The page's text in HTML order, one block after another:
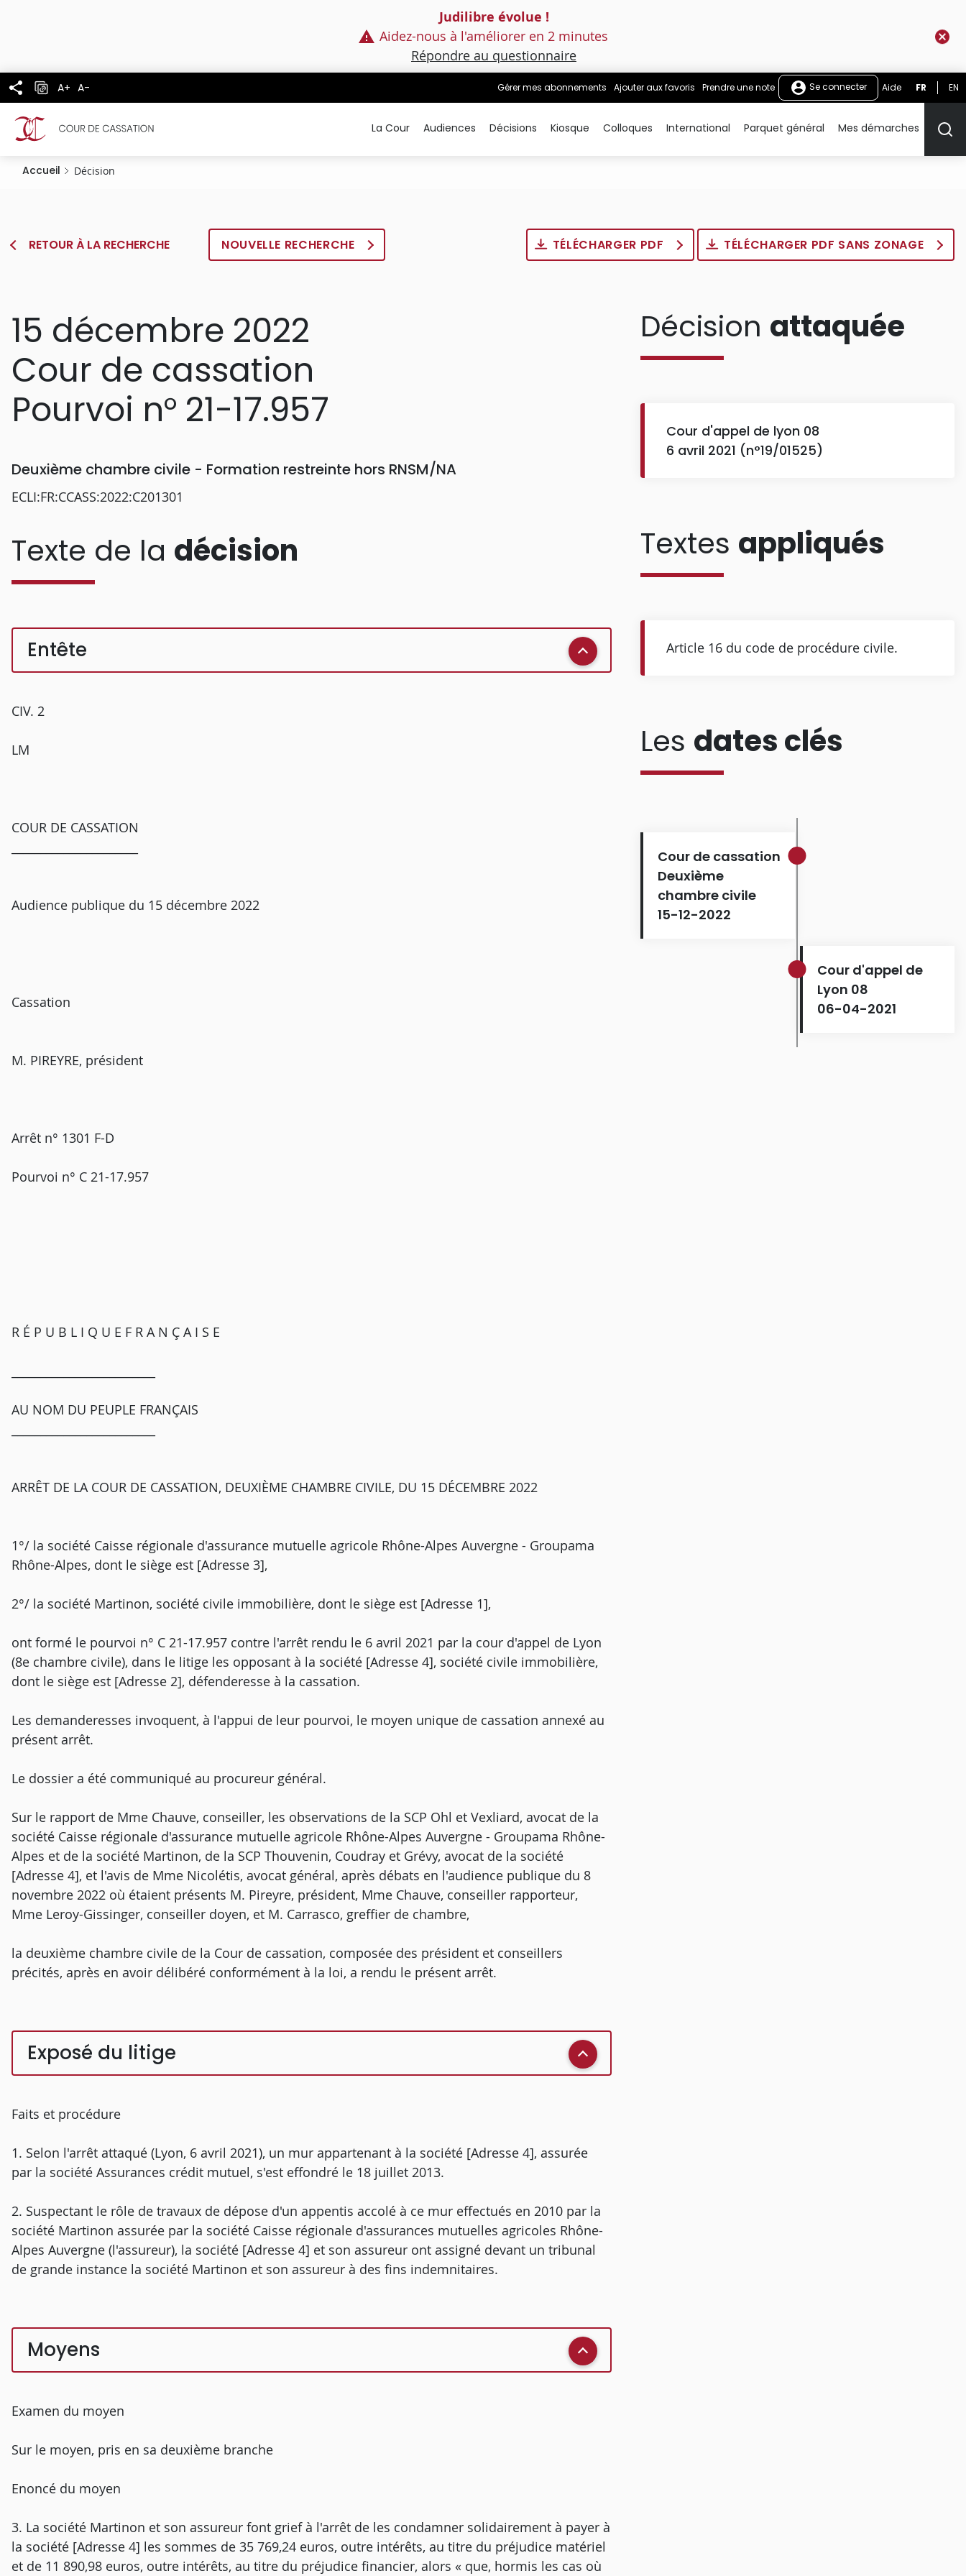
Judilibre évolue !
Aidez-nous à l'améliorer en 2 minutes
Répondre au questionnaire
A+ A- Gérer mes abonnements Ajouter aux favoris Prendre une note Se connecter Aide FR EN
La Cour Audiences Décisions Kiosque Colloques International Parquet général Mes démarches
Accueil Décision
RETOUR À LA RECHERCHE NOUVELLE RECHERCHE TÉLÉCHARGER PDF TÉLÉCHARGER PDF SANS ZONAGE
15 décembre 2022
Cour de cassation
Pourvoi n° 21-17.957
Deuxième chambre civile - Formation restreinte hors RNSM/NA
ECLI:FR:CCASS:2022:C201301
Texte de la décision
Entête
CIV. 2
LM
COUR DE CASSATION
Audience publique du 15 décembre 2022
Cassation
M. PIREYRE, président
Arrêt n° 1301 F-D
Pourvoi n° C 21-17.957
R É P U B L I Q U E F R A N Ç A I S E
AU NOM DU PEUPLE FRANÇAIS
ARRÊT DE LA COUR DE CASSATION, DEUXIÈME CHAMBRE CIVILE, DU 15 DÉCEMBRE 2022
1°/ la société Caisse régionale d'assurance mutuelle agricole Rhône-Alpes Auvergne - Groupama
Rhône-Alpes, dont le siège est [Adresse 3],
2°/ la société Martinon, société civile immobilière, dont le siège est [Adresse 1],
ont formé le pourvoi n° C 21-17.957 contre l'arrêt rendu le 6 avril 2021 par la cour d'appel de Lyon
(8e chambre civile), dans le litige les opposant à la société [Adresse 4], société civile immobilière,
dont le siège est [Adresse 2], défenderesse à la cassation.
Les demanderesses invoquent, à l'appui de leur pourvoi, le moyen unique de cassation annexé au
présent arrêt.
Le dossier a été communiqué au procureur général.
Sur le rapport de Mme Chauve, conseiller, les observations de la SCP Ohl et Vexliard, avocat de la
société Caisse régionale d'assurance mutuelle agricole Rhône-Alpes Auvergne - Groupama Rhône-
Alpes et de la société Martinon, de la SCP Thouvenin, Coudray et Grévy, avocat de la société
[Adresse 4], et l'avis de Mme Nicolétis, avocat général, après débats en l'audience publique du 8
novembre 2022 où étaient présents M. Pireyre, président, Mme Chauve, conseiller rapporteur,
Mme Leroy-Gissinger, conseiller doyen, et M. Carrasco, greffier de chambre,
la deuxième chambre civile de la Cour de cassation, composée des président et conseillers
précités, après en avoir délibéré conformément à la loi, a rendu le présent arrêt.
Exposé du litige
Faits et procédure
1. Selon l'arrêt attaqué (Lyon, 6 avril 2021), un mur appartenant à la société [Adresse 4], assurée
par la société Assurances crédit mutuel, s'est effondré le 18 juillet 2013.
2. Suspectant le rôle de travaux de dépose d'un appentis accolé à ce mur effectués en 2010 par la
société Martinon assurée par la société Caisse régionale d'assurances mutuelles agricoles Rhône-
Alpes Auvergne (l'assureur), la société [Adresse 4] et son assureur ont assigné devant un tribunal
de grande instance la société Martinon et son assureur à des fins indemnitaires.
Moyens
Examen du moyen
Sur le moyen, pris en sa deuxième branche
Enoncé du moyen
3. La société Martinon et son assureur font grief à l'arrêt de les condamner solidairement à payer à
la société [Adresse 4] les sommes de 35 769,24 euros, outre intérêts, au titre du préjudice matériel
et de 11 890,98 euros, outre intérêts, au titre du préjudice financier, alors « que, hormis les cas où
Décision attaquée
Cour d'appel de lyon 08
6 avril 2021 (n°19/01525)
Textes appliqués
Article 16 du code de procédure civile.
Les dates clés
Cour de cassation
Deuxième
chambre civile
15-12-2022
Cour d'appel de
Lyon 08
06-04-2021